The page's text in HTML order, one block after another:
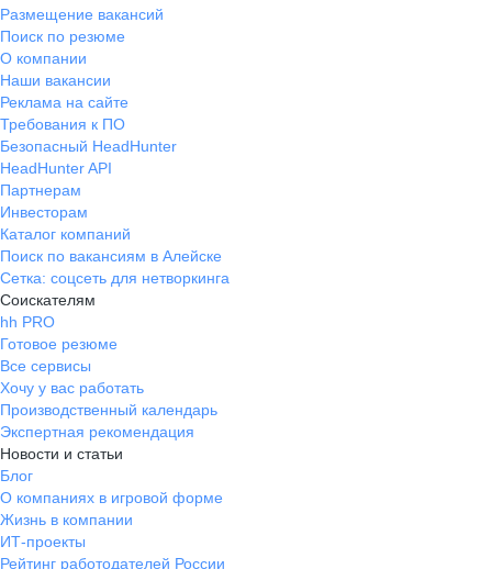
Размещение вакансий
Поиск по резюме
О компании
Наши вакансии
Реклама на сайте
Требования к ПО
Безопасный HeadHunter
HeadHunter API
Партнерам
Инвесторам
Каталог компаний
Поиск по вакансиям в Алейске
Сетка: соцсеть для нетворкинга
Соискателям
hh PRO
Готовое резюме
Все сервисы
Хочу у вас работать
Производственный календарь
Экспертная рекомендация
Новости и статьи
Блог
О компаниях в игровой форме
Жизнь в компании
ИТ-проекты
Рейтинг работодателей России